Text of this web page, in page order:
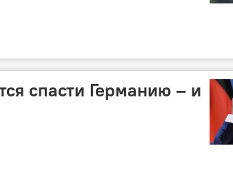
спасти Германию – и